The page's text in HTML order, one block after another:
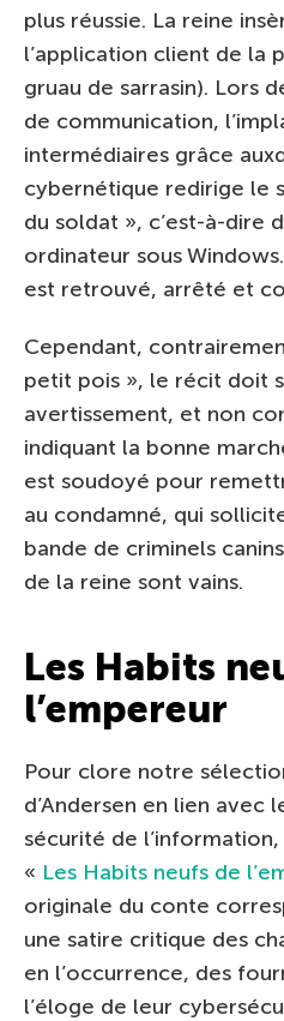
plus réussie. La reine
l’application client de la
gruau de sarrasin). Lors
de communication,
intermédiaires grâce
cybernétique redirige le
du soldat », c’est-à-dire
ordinateur sous
est retrouvé, arrêté et
Cependant,
petit pois », le récit doit
avertissement, et non
indiquant la bonne
est soudoyé pour
au condamné, qui
bande de criminels
de la reine sont vains.
Les Habits
l’empereur
Pour clore notre
d’Andersen en lien avec
sécurité de
« Les Habits neufs de
originale du conte
une satire critique des
en l’occurrence, des
l’éloge de leur